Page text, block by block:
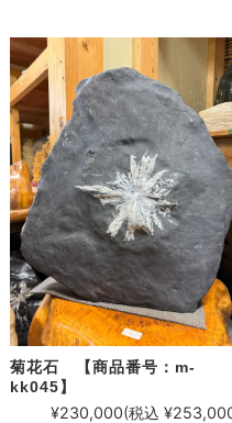
菊花石 【商品番号：m-
kk045】
¥230,000(税込